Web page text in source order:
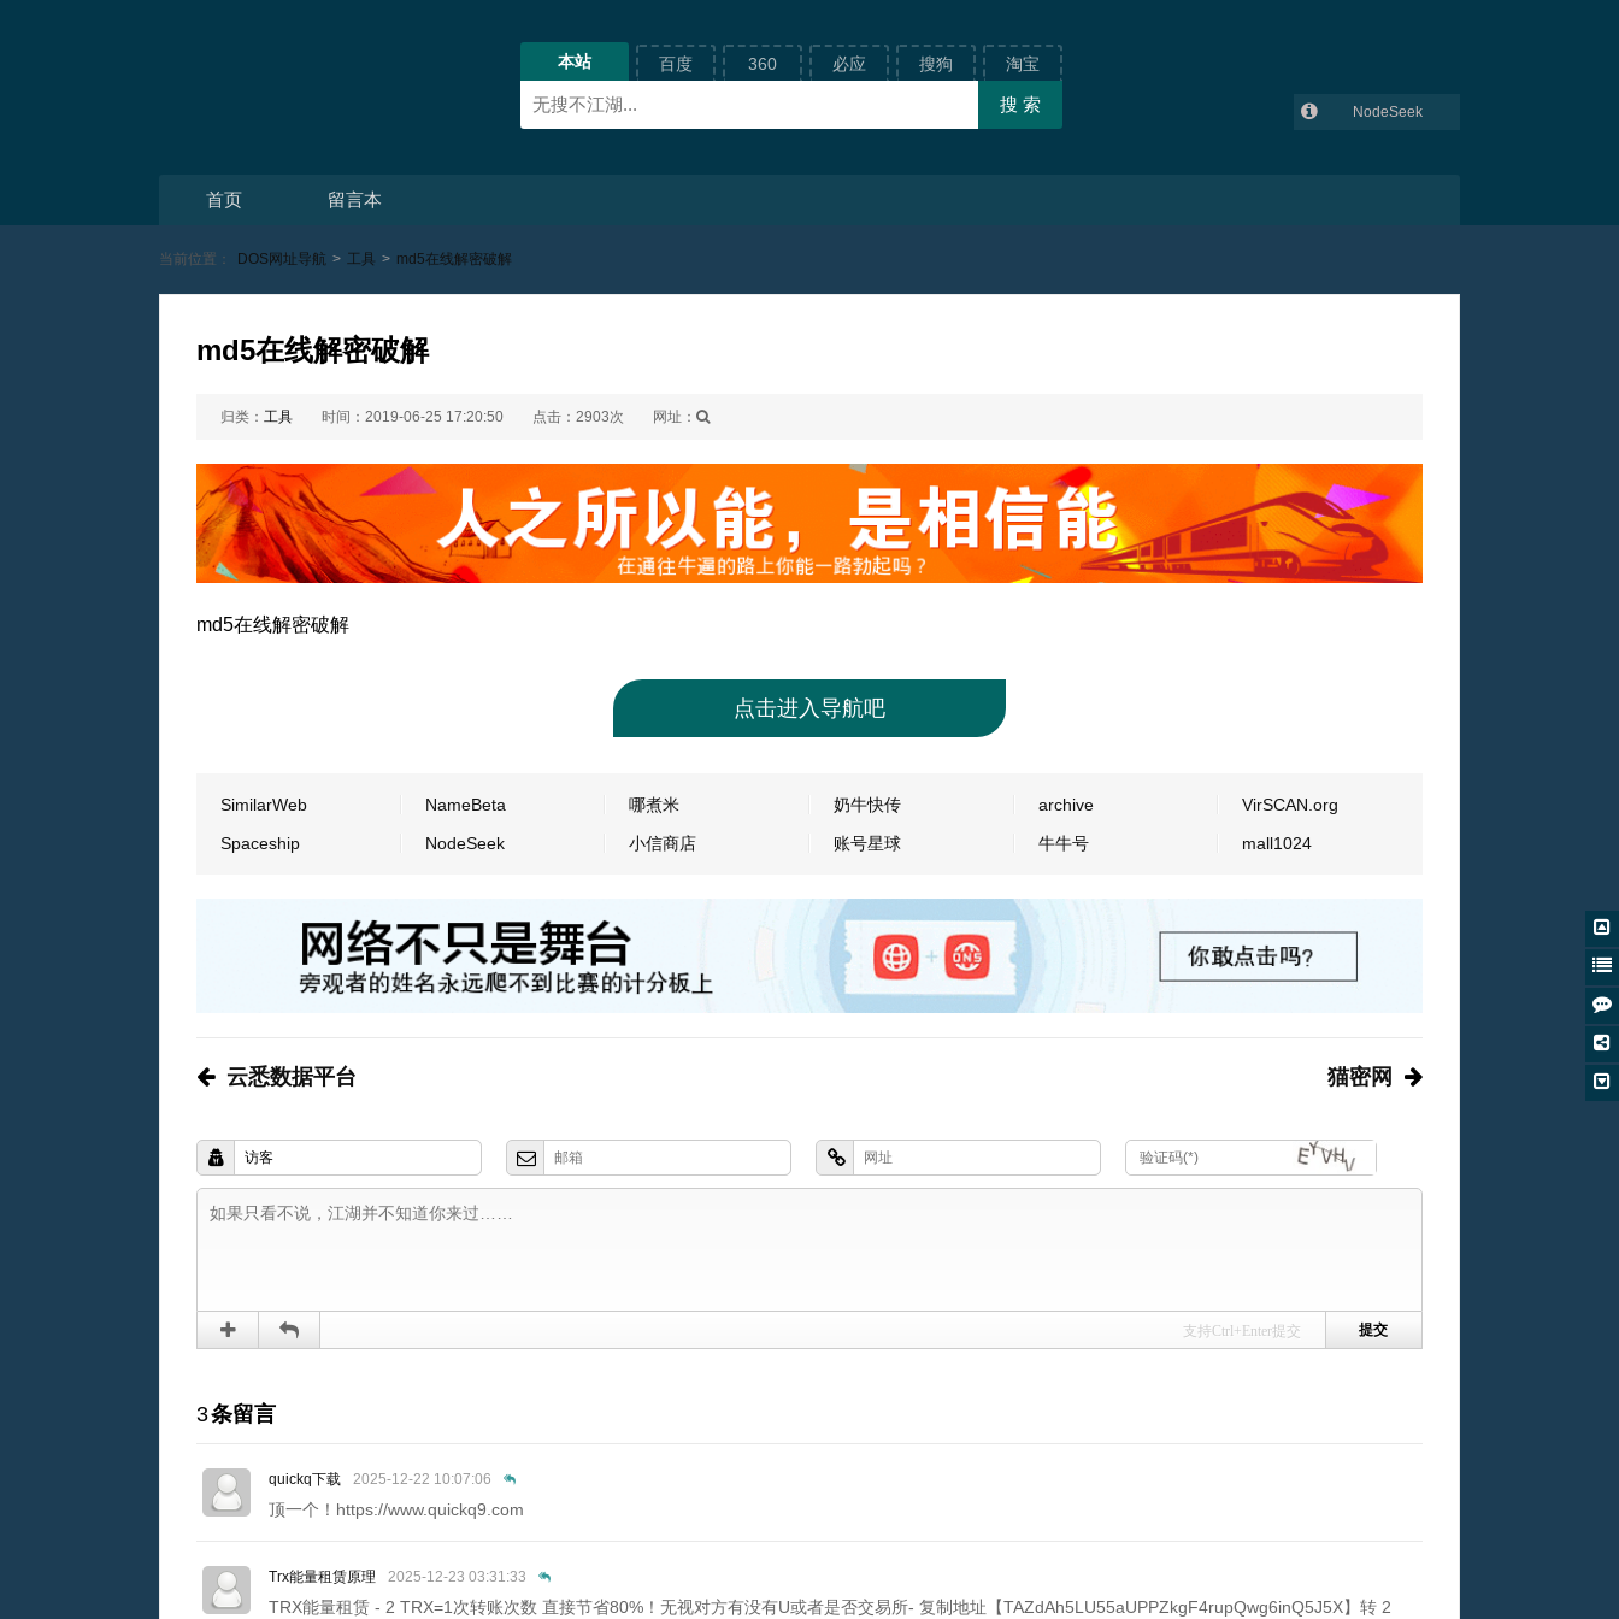
本站 百度 360 必应 搜狗 淘宝
NodeSeek
全球主机交流论坛
首页 留言本
当前位置： DOS网址导航 > 工具 > md5在线解密破解
md5在线解密破解
归类： 工具 时间：2019-06-25 17:20:50 点击：2903次 网址：
md5在线解密破解
点击进入导航吧
SimilarWeb NameBeta 哪煮米 奶牛快传 archive
VirSCAN.org
Spaceship
NodeSeek 小信商店 账号星球 牛牛号 mall1024
云悉数据平台 猫密网
支持Ctrl+Enter提交
3条留言
quickq下载 2025-12-22 10:07:06
顶一个！https://www.quickq9.com
Trx能量租赁原理 2025-12-23 03:31:33
TRX能量租赁 - 2 TRX=1次转账次数 直接节省80%！无视对方有没有U或者是否交易所- 复制地址【TAZdAh5LU55aUPPZkgF4rupQwg6inQ5J5X】转 2